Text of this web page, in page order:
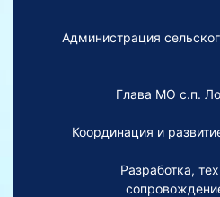
Администрация
Глава МО с.п.
Координация и
Разработка,